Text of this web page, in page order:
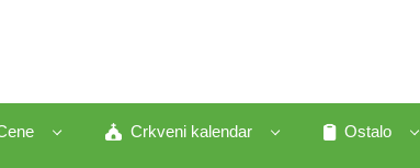
Crkveni kalendar
Ostalo